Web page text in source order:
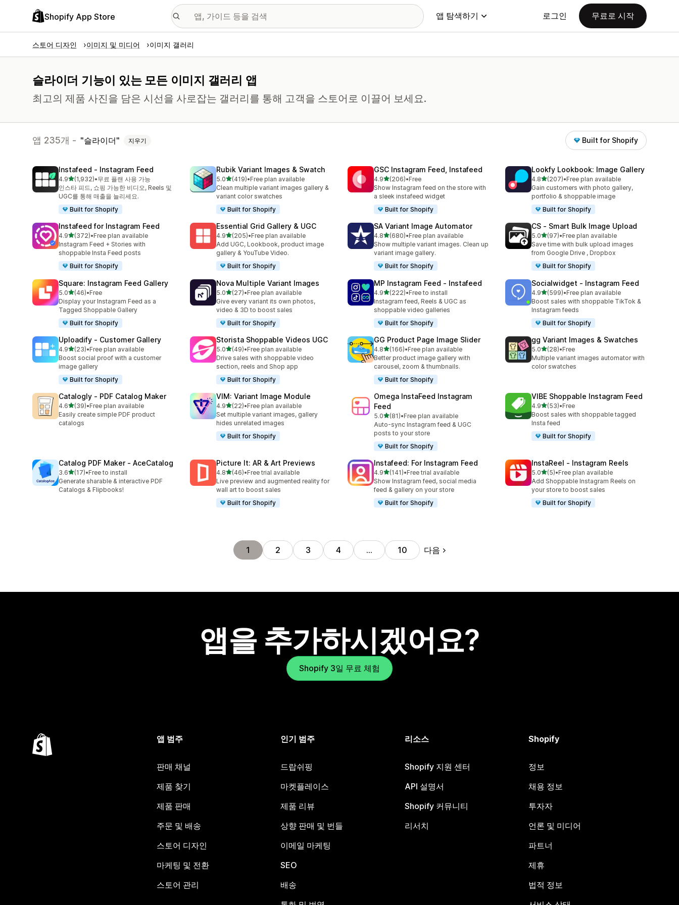
Shopify App Store 앱 탐색하기 로그인 무료로 시작
스토어 디자인 이미지 및 미디어 이미지 갤러리
슬라이더 기능이 있는 모든 이미지 갤러리 앱
최고의 제품 사진을 담은 시선을 사로잡는 갤러리를 통해 고객을 스토어로 이끌어 보세요.
앱 235개 - 슬라이더 지우기 Built for Shopify
Instafeed ‑ Instagram Feed
4.9별 5개 중
(1,932)
총 리뷰 1932개
•무료 플랜 사용 가능
인스타 피드, 쇼핑 가능한 비디오, Reels 및
UGC를 통해 매출을 늘리세요.
Built for Shopify
Rubik Variant Images & Swatch
5.0별 5개 중
(419)
총 리뷰 419개
•Free plan available
Clean multiple variant images gallery &
variant color swatches
Built for Shopify
GSC Instagram Feed, Instafeed
4.9별 5개 중
(206)
총 리뷰 206개
•Free
Show Instagram feed on the store with
a sleek instafeed widget
Built for Shopify
Lookfy Lookbook: Image Gallery
4.8별 5개 중
(207)
총 리뷰 207개
•Free plan available
Gain customers with photo gallery,
portfolio & shoppable image
Built for Shopify
Instafeed for Instagram Feed
4.9별 5개 중
(372)
총 리뷰 372개
•Free plan available
Instagram Feed + Stories with
shoppable Insta Feed posts
Built for Shopify
Essential Grid Gallery & UGC
4.9별 5개 중
(205)
총 리뷰 205개
•Free plan available
Add UGC, Lookbook, product image
gallery & YouTube Video.
Built for Shopify
SA Variant Image Automator
4.8별 5개 중
(680)
총 리뷰 680개
•Free plan available
Show multiple variant images. Clean up
variant image gallery.
Built for Shopify
CS ‑ Smart Bulk Image Upload
5.0별 5개 중
(97)
총 리뷰 97개
•Free plan available
Save time with bulk upload images
from Google Drive , Dropbox
Built for Shopify
Square: Instagram Feed Gallery
5.0별 5개 중
(46)
총 리뷰 46개
•Free
Display your Instagram Feed as a
Tagged Shoppable Gallery
Built for Shopify
Nova Multiple Variant Images
5.0별 5개 중
(27)
총 리뷰 27개
•Free plan available
Give every variant its own photos,
video & 3D to boost sales
Built for Shopify
MP Instagram Feed ‑ Instafeed
4.9별 5개 중
(222)
총 리뷰 222개
•Free to install
Instagram feed, Reels & UGC as
shoppable video galleries
Built for Shopify
Socialwidget ‑ Instagram Feed
4.9별 5개 중
(599)
총 리뷰 599개
•Free plan available
Boost sales with shoppable TikTok &
Instagram feeds
Built for Shopify
Uploadify ‑ Customer Gallery
4.9별 5개 중
(23)
총 리뷰 23개
•Free plan available
Boost social proof with a customer
image gallery
Built for Shopify
Storista Shoppable Videos UGC
5.0별 5개 중
(49)
총 리뷰 49개
•Free plan available
Drive sales with shoppable video
section, reels and Shop app
Built for Shopify
GG Product Page Image Slider
4.8별 5개 중
(166)
총 리뷰 166개
•Free plan available
Better product image gallery with
carousel, zoom & thumbnails.
Built for Shopify
gg Variant Images & Swatches
5.0별 5개 중
(28)
총 리뷰 28개
•Free
Multiple variant images automator with
color swatches
Catalogly ‑ PDF Catalog Maker
4.6별 5개 중
(39)
총 리뷰 39개
•Free plan available
Easily create simple PDF product
catalogs
VIM: Variant Image Module
4.9별 5개 중
(22)
총 리뷰 22개
•Free plan available
Set multiple variant images, gallery
hides unrelated images
Built for Shopify
Omega InstaFeed Instagram
Feed
5.0별 5개 중
(81)
총 리뷰 81개
•Free plan available
Auto-sync Instagram feed & UGC
posts to your store
Built for Shopify
VIBE Shoppable Instagram Feed
4.9별 5개 중
(53)
총 리뷰 53개
•Free
Boost sales with shoppable tagged
Insta feed
Built for Shopify
Catalog PDF Maker ‑ AceCatalog
3.6별 5개 중
(17)
총 리뷰 17개
•Free to install
Generate sharable & interactive PDF
Catalogs & Flipbooks!
Picture It: AR & Art Previews
4.8별 5개 중
(46)
총 리뷰 46개
•Free trial available
Live preview and augmented reality for
wall art to boost sales
Built for Shopify
Instafeed: For Instagram Feed
4.9별 5개 중
(141)
총 리뷰 141개
•Free trial available
Show Instagram feed, social media
feed & gallery on your store
Built for Shopify
InstaReel ‑ Instagram Reels
5.0별 5개 중
(5)
총 리뷰 5개
•Free plan available
Add Shoppable Instagram Reels on
your store to boost sales
Built for Shopify
1 2 3 4 … 10 다음
앱을 추가하시겠어요?
Shopify 3일 무료 체험
앱 범주
판매 채널
제품 찾기
제품 판매
주문 및 배송
스토어 디자인
마케팅 및 전환
스토어 관리
인기 범주
드랍쉬핑
마켓플레이스
제품 리뷰
상향 판매 및 번들
이메일 마케팅
SEO
배송
리소스
Shopify 지원 센터
API 설명서
Shopify 커뮤니티
리서치
Shopify
정보
채용 정보
투자자
언론 및 미디어
파트너
제휴
법적 정보